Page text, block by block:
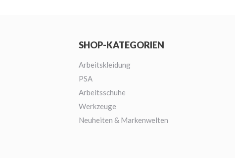
SHOP-KATEGORIEN
Arbeitskleidung
PSA
Arbeitsschuhe
Werkzeuge
Neuheiten & Markenwelten